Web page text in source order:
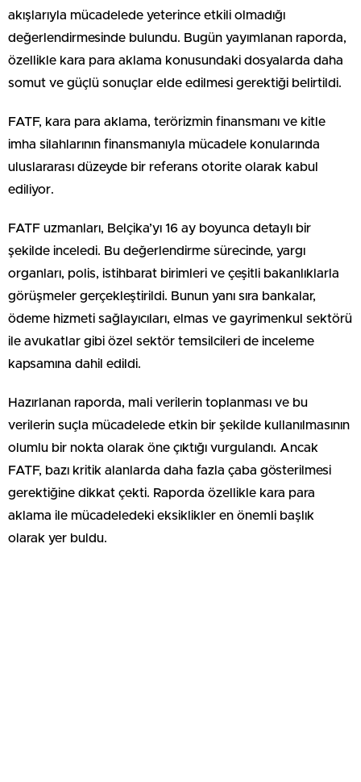
akışlarıyla mücadelede yeterince etkili olmadığı
değerlendirmesinde bulundu. Bugün yayımlanan raporda,
özellikle kara para aklama konusundaki dosyalarda daha
somut ve güçlü sonuçlar elde edilmesi gerektiği belirtildi.
FATF, kara para aklama, terörizmin finansmanı ve kitle
imha silahlarının finansmanıyla mücadele konularında
uluslararası düzeyde bir referans otorite olarak kabul
ediliyor.
FATF uzmanları, Belçika’yı 16 ay boyunca detaylı bir
şekilde inceledi. Bu değerlendirme sürecinde, yargı
organları, polis, istihbarat birimleri ve çeşitli bakanlıklarla
görüşmeler gerçekleştirildi. Bunun yanı sıra bankalar,
ödeme hizmeti sağlayıcıları, elmas ve gayrimenkul sektörü
ile avukatlar gibi özel sektör temsilcileri de inceleme
kapsamına dahil edildi.
Hazırlanan raporda, mali verilerin toplanması ve bu
verilerin suçla mücadelede etkin bir şekilde kullanılmasının
olumlu bir nokta olarak öne çıktığı vurgulandı. Ancak
FATF, bazı kritik alanlarda daha fazla çaba gösterilmesi
gerektiğine dikkat çekti. Raporda özellikle kara para
aklama ile mücadeledeki eksiklikler en önemli başlık
olarak yer buldu.